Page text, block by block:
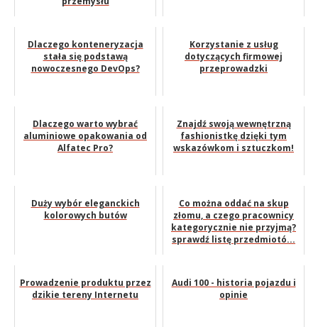
Dlaczego konteneryzacja
stała się podstawą
nowoczesnego DevOps?
Korzystanie z usług
dotyczących firmowej
przeprowadzki
Dlaczego warto wybrać
aluminiowe opakowania od
Alfatec Pro?
Znajdź swoją wewnętrzną
fashionistkę dzięki tym
wskazówkom i sztuczkom!
Duży wybór eleganckich
kolorowych butów
Co można oddać na skup
złomu, a czego pracownicy
kategorycznie nie przyjmą?
sprawdź listę przedmiotó...
Prowadzenie produktu przez
dzikie tereny Internetu
Audi 100 - historia pojazdu i
opinie